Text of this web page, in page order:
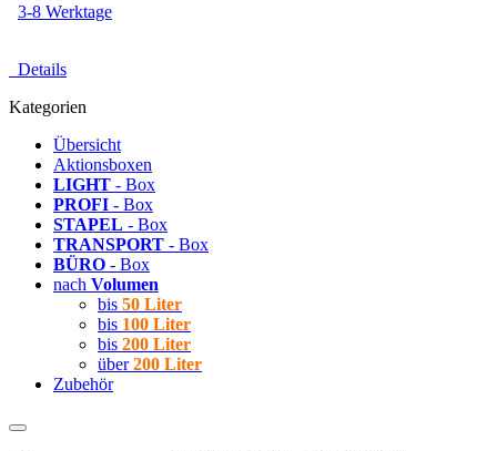
3-8 Werktage
Details
Kategorien
Übersicht
Aktionsboxen
LIGHT - Box
PROFI - Box
STAPEL - Box
TRANSPORT - Box
BÜRO - Box
nach Volumen
bis 50 Liter
bis 100 Liter
bis 200 Liter
über200 Liter
Zubehör